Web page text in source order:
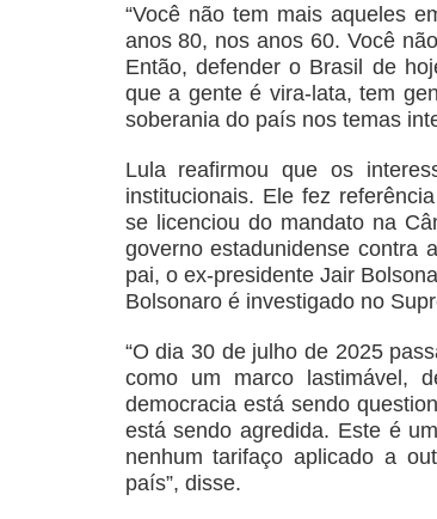
“Você não tem mais aqueles
anos 80, nos anos 60. Você
Então, defender o Brasil de
que a gente é vira-lata, tem
soberania do país nos temas
Lula reafirmou que os
institucionais. Ele fez
se licenciou do mandato na
governo estadunidense contra
pai, o ex-presidente Jair
Bolsonaro é investigado no
“O dia 30 de julho de 2025
como um marco lastimável,
democracia está sendo
está sendo agredida. Este é
nenhum tarifaço aplicado a
país”, disse.